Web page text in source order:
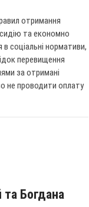
отримання
та економно
соціальні нормативи,
перевищення
за отримані
не проводити оплату
та Богдана